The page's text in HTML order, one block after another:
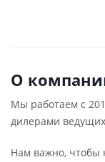
О
Мы работаем с
дилерами
Нам важно, чтобы